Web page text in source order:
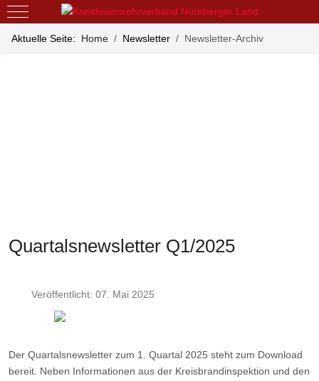
Mobile Menu Toggle
Aktuelle Seite: Home Newsletter Newsletter-Archiv
Quartalsnewsletter Q1/2025
Veröffentlicht: 07. Mai 2025
Der Quartalsnewsletter zum 1. Quartal 2025 steht zum Download
bereit. Neben Informationen aus der Kreisbrandinspektion und den